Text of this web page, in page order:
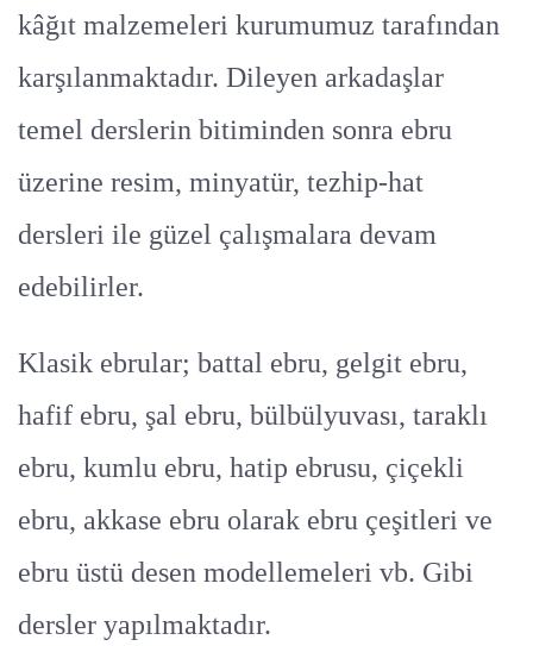
kâğıt malzemeleri kurumumuz tarafından
karşılanmaktadır. Dileyen arkadaşlar
temel derslerin bitiminden sonra ebru
üzerine resim, minyatür, tezhip-hat
dersleri ile güzel çalışmalara devam
edebilirler.
Klasik ebrular; battal ebru, gelgit ebru,
hafif ebru, şal ebru, bülbülyuvası, taraklı
ebru, kumlu ebru, hatip ebrusu, çiçekli
ebru, akkase ebru olarak ebru çeşitleri ve
ebru üstü desen modellemeleri vb. Gibi
dersler yapılmaktadır.